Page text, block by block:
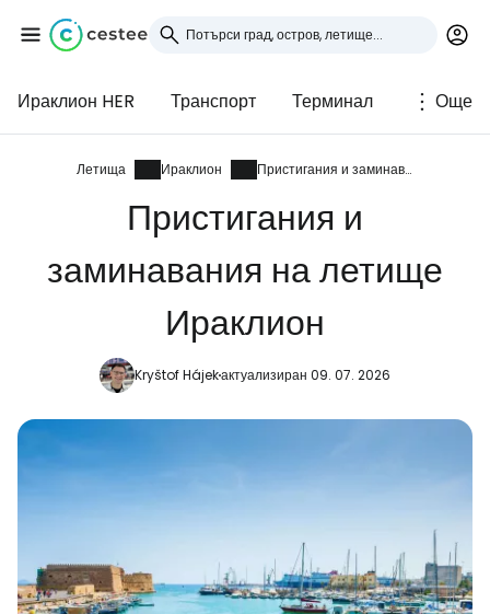
Ираклион HER Транспорт Терминал Още
Летища Ираклион Пристигания и заминавания
Пристигания и
заминавания на летище
Ираклион
Kryštof Hájekактуализиран 09. 07. 2026
Влезте в Cestee
... световната общност на туристите
Продължете с Facebook
Продължете с имейл